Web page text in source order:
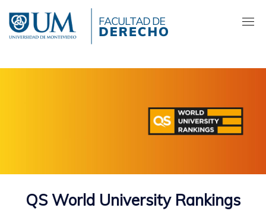
contenido
principal
QS World University Rankings